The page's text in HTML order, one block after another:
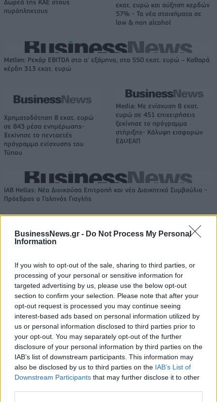
BusinessNews.gr - Do Not Process My Personal
Information
If you wish to opt-out of the sale, sharing to third parties, or
processing of your personal or sensitive information for
targeted advertising by us, please use the below opt-out
section to confirm your selection. Please note that after your
opt-out request is processed you may continue seeing
interest-based ads based on personal information utilized by
us or personal information disclosed to third parties prior to
your opt-out. You may separately opt-out of the further
disclosure of your personal information by third parties on the
IAB’s list of downstream participants. This information may
also be disclosed by us to third parties on the IAB’s List of
Downstream Participants that may further disclose it to other
Δωρεά της ΚΑΕ στους
πυρόπληκτους
εκατ. ευρώ και αύξηση κερδών
57% - Τα νέα στοιχήματα σε
low & non alcohol
Metlen: Ρεκόρ EBITDA στο α' εξάμηνο, στα 550 εκατ. ευρώ – Καθαρά
κέρδη 313 εκατ. ευρώ
Χρηματοδότηση 8 εκατ. ευρώ
σε 843 μέσα ενημέρωσης-
Ξεκίνησε το πενταετές
πρόγραμμα ενίσχυσης του
Τύπου
Media: Με ενίσχυση 8 εκατ.
ευρώ σε 451 επιχειρήσεις
ξεκίνησε το πρόγραμμα
στήριξης- Κάλυψη εισφορών
ΕΔΟΕΑΠ
IAB Hellas: Νέα Διοικούσα Επιτροπή και νέο Διοικητικό Συμβούλιο -
Πρόεδρος ο Γαληνός Γιαγλής
Νέο Audi A2 e-tron με στόχο
την κορυφή της
Η Chery επενδύει 75 εκατ.
Το FIAT 500 Hybrid τώρα από 18.990 ευρώ
Νόλεϊ: «Ανυπομονώ να ζήσω
την εκπληκτική ενέργεια των
οπαδών της ΑΕΚ»
Πάρκερ: «Όνειρό μου να
κατακτήσω το ΝΒΑ Europe με τη
Βιλερμπάν» - Η διευκρινιστική
ανάρτηση που έκανε
HELLENiQ ENERGY: Κέρδη 393 εκατ. ευρώ στο α' εξάμηνο – Στα 734